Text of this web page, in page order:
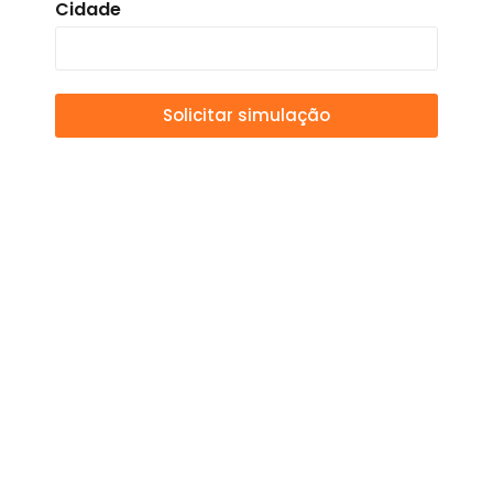
Cidade
Solicitar simulação